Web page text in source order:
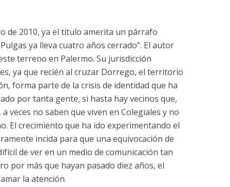
de 2010, ya el título amerita un párrafo
ya lleva cuatro años cerrado”. El autor
terreno en Palermo. Su jurisdicción
ya que recién al cruzar Dorrego, el territorio
forma parte de la crisis de identidad que ha
por tanta gente, si hasta hay vecinos que,
veces no saben que viven en Colegiales y no
El crecimiento que ha ido experimentando el
incida para que una equivocación de
de ver en un medio de comunicación tan
por más que hayan pasado diez años, el
la atención.